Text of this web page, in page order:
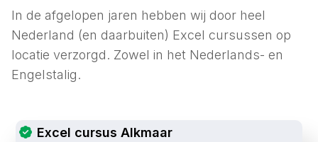
In de afgelopen jaren hebben wij door heel
Nederland (en daarbuiten) Excel cursussen op
locatie verzorgd. Zowel in het Nederlands- en
Engelstalig.
Excel cursus Alkmaar